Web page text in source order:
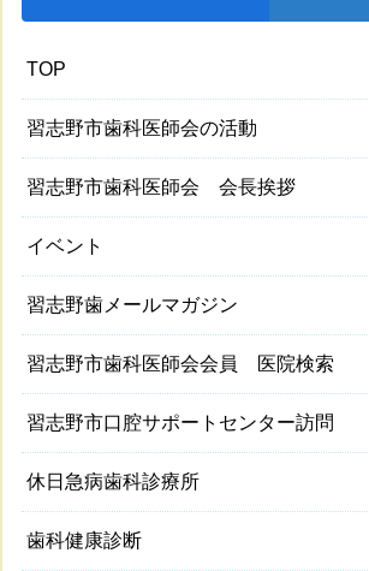
TOP
習志野市歯科医師会の活動
習志野市歯科医師会 会長挨拶
イベント
習志野歯メールマガジン
習志野市歯科医師会会員 医院検索
習志野市口腔サポートセンター訪問
休日急病歯科診療所
歯科健康診断